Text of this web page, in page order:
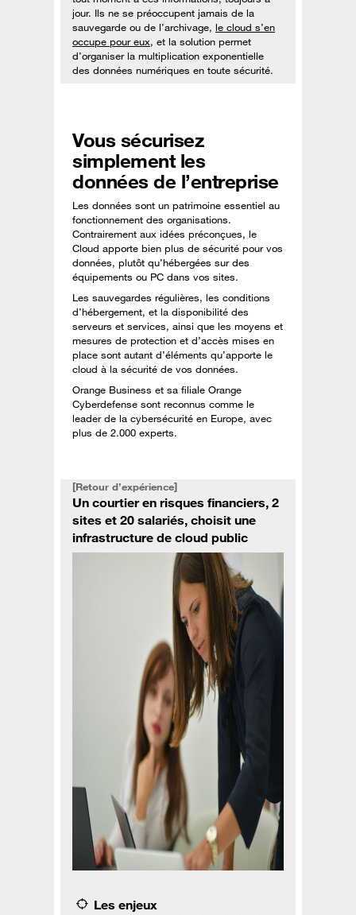
jour. Ils ne se préoccupent jamais de la
sauvegarde ou de l’archivage, le cloud s’en
occupe pour eux, et la solution permet
d’organiser la multiplication exponentielle
des données numériques en toute sécurité.
Vous sécurisez
simplement les
données de l’entreprise
Les données sont un patrimoine essentiel au
fonctionnement des organisations.
Contrairement aux idées préconçues, le
Cloud apporte bien plus de sécurité pour vos
données, plutôt qu’hébergées sur des
équipements ou PC dans vos sites.
Les sauvegardes régulières, les conditions
d’hébergement, et la disponibilité des
serveurs et services, ainsi que les moyens et
mesures de protection et d’accès mises en
place sont autant d’éléments qu’apporte le
cloud à la sécurité de vos données.
Orange Business et sa filiale Orange
Cyberdefense sont reconnus comme le
leader de la cybersécurité en Europe, avec
plus de 2.000 experts.
[Retour d’expérience]
Un courtier en risques financiers, 2
sites et 20 salariés, choisit une
infrastructure de cloud public
Les enjeux